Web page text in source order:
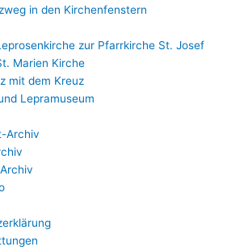
in den Kirchenfenstern
zur Pfarrkirche St. Josef
Marien Kirche
mit dem Kreuz
Lepramuseum
Archiv